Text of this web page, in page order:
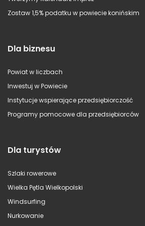
Zostaw 1,5% podatku w powiecie konińskim
Dla biznesu
Powiat w liczbach
Inwestuj w Powiecie
Instytucje wspierające przedsiębiorczość
Programy pomocowe dla przedsiębiorców
Dla turystów
Szlaki rowerowe
Wielka Pętla Wielkopolski
Windsurfing
Nurkowanie